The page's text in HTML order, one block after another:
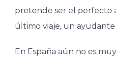
pretende ser el perfecto
último viaje, un
En España aún no es